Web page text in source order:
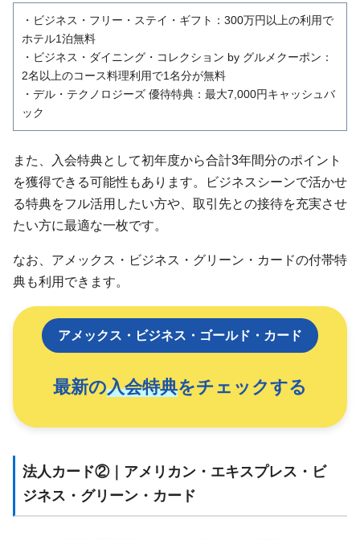
・ビジネス・フリー・ステイ・ギフト：300万円以上の利用で
ホテル1泊無料
・ビジネス・ダイニング・コレクション by グルメクーポン：
2名以上のコース料理利用で1名分が無料
・デル・テクノロジーズ 優待特典：最大7,000円キャッシュバ
ック
また、入会特典として初年度から合計3年間分のポイント
を獲得できる可能性もあります。ビジネスシーンで活かせ
る特典をフル活用したい方や、取引先との接待を充実させ
たい方に最適な一枚です。
なお、アメックス・ビジネス・グリーン・カードの付帯特
典も利用できます。
アメックス・ビジネス・ゴールド・カード
最新の入会特典をチェックする
法人カード②｜アメリカン・エキスプレス・ビ
ジネス・グリーン・カード